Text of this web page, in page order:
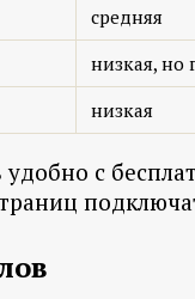
средняя
низкая, но
низкая
с